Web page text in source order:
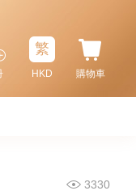
購物車
繁
HKD
3330